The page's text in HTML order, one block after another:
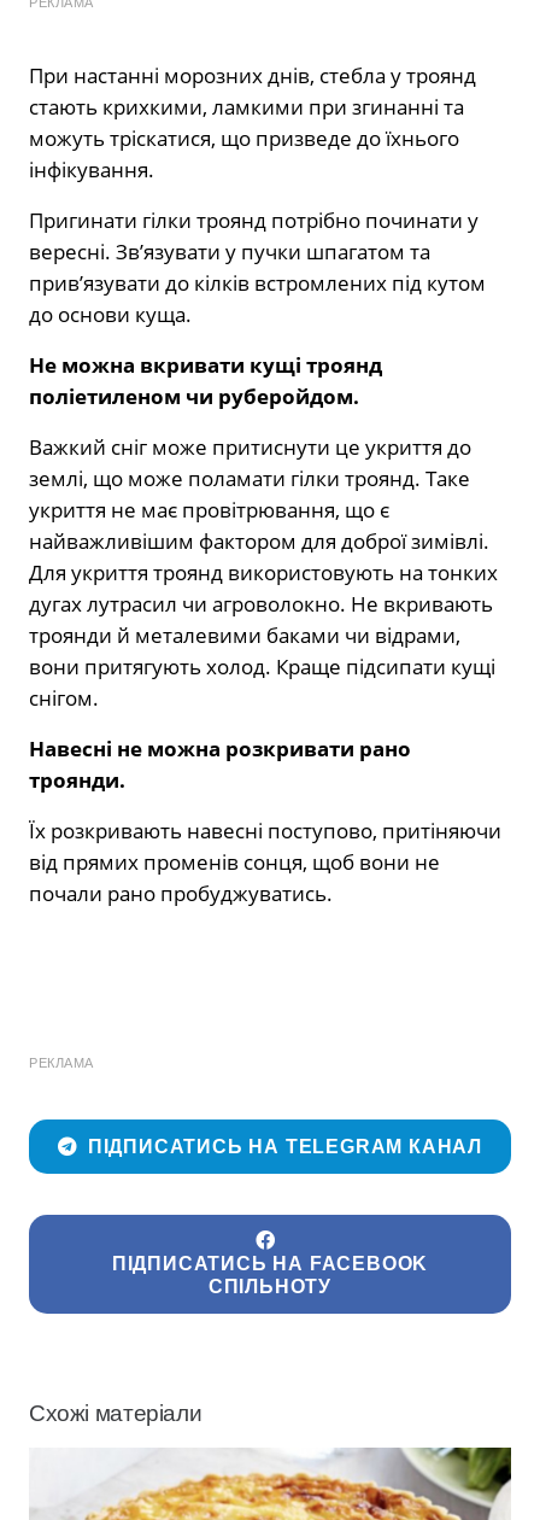
При настанні морозних днів, стебла у троянд
стають крихкими, ламкими при згинанні та
можуть тріскатися, що призведе до їхнього
інфікування.
Пригинати гілки троянд потрібно починати у
вересні. Зв’язувати у пучки шпагатом та
прив’язувати до кілків встромлених під кутом
до основи куща.
Не можна вкривати кущі троянд
поліетиленом чи руберойдом.
Важкий сніг може притиснути це укриття до
землі, що може поламати гілки троянд. Таке
укриття не має провітрювання, що є
найважливішим фактором для доброї зимівлі.
Для укриття троянд використовують на тонких
дугах лутрасил чи агроволокно. Не вкривають
троянди й металевими баками чи відрами,
вони притягують холод. Краще підсипати кущі
снігом.
Навесні не можна розкривати рано
троянди.
Їх розкривають навесні поступово, притіняючи
від прямих променів сонця, щоб вони не
почали рано пробуджуватись.
РЕКЛАМА
ПІДПИСАТИСЬ НА TELEGRAM КАНАЛ
ПІДПИСАТИСЬ НА FACEBOOK
СПІЛЬНОТУ
Схожі матеріали